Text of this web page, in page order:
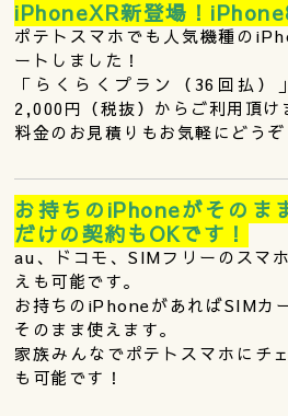
iPhoneXR新登場！
ポテトスマホでも人気機種の
ートしました！
「らくらくプラン（36回払）
2,000円（税抜）からご利用頂け
料金のお見積りもお気軽にどうぞ
お持ちのiPhoneがそのま
だけの契約もOKです！
au、ドコモ、SIMフリーのスマ
えも可能です。
お持ちのiPhoneがあればSIMカ
そのまま使えます。
家族みんなでポテトスマホにチ
も可能です！